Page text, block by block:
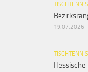
TISCHTENNIS
19.07.2026
TISCHTENNIS